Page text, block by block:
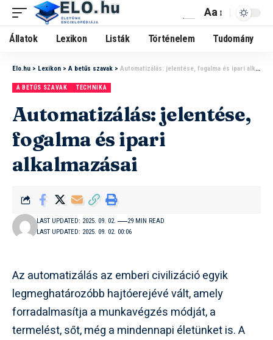
Aa
Állatok Lexikon Listák Történelem Tudomány
Elo.hu > Lexikon > A betűs szavak > Automatizálás: jelentése, fogalma és ipari alkalmazásai
A BETŰS SZAVAK TECHNIKA
Automatizálás: jelentése,
fogalma és ipari
alkalmazásai
LAST UPDATED: 2025. 09. 02. 00:06
LAST UPDATED: 2025. 09. 02. 29 MIN READ
Az automatizálás az emberi civilizáció egyik
legmeghatározóbb hajtóerejévé vált, amely
forradalmasítja a munkavégzés módját, a
termelést, sőt, még a mindennapi életünket is. A